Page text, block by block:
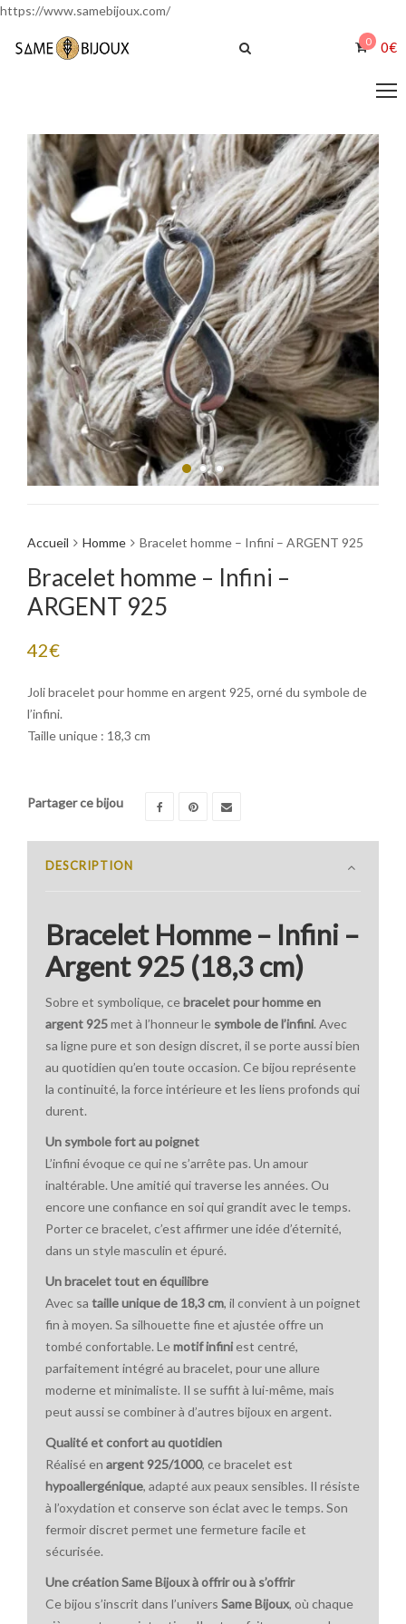
https://www.samebijoux.com/
0 0€
Accueil Homme Bracelet homme – Infini – ARGENT 925
Bracelet homme – Infini –
ARGENT 925
42€
Joli bracelet pour homme en argent 925, orné du symbole de
l’infini.
Taille unique : 18,3 cm
Partager ce bijou
DESCRIPTION
Bracelet Homme – Infini –
Argent 925 (18,3 cm)
Sobre et symbolique, cebracelet pour homme en
argent 925met à l’honneur le symbole de l’infini. Avec
sa ligne pure et son design discret, il se porte aussi bien
au quotidien qu’en toute occasion. Ce bijou représente
la continuité, la force intérieure et les liens profonds qui
durent.
Un symbole fort au poignet
L’infini évoque ce qui ne s’arrête pas. Un amour
inaltérable. Une amitié qui traverse les années. Ou
encore une confiance en soi qui grandit avec le temps.
Porter ce bracelet, c’est affirmer une idée d’éternité,
dans un style masculin et épuré.
Un bracelet tout en équilibre
Avec sa taille unique de 18,3 cm, il convient à un poignet
fin à moyen. Sa silhouette fine et ajustée offre un
tombé confortable. Lemotif infiniest centré,
parfaitement intégré au bracelet, pour une allure
moderne et minimaliste. Il se suffit à lui-même, mais
peut aussi se combiner à d’autres bijoux en argent.
Qualité et confort au quotidien
Réalisé en argent 925/1000, ce bracelet est
hypoallergénique, adapté aux peaux sensibles. Il résiste
à l’oxydation et conserve son éclat avec le temps. Son
fermoir discret permet une fermeture facile et
sécurisée.
Une création Same Bijoux à offrir ou à s’offrir
Ce bijou s’inscrit dans l’univers Same Bijoux, où chaque